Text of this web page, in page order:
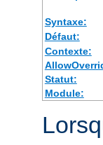
Syntaxe:
Défaut:
Contexte:
Statut:
Module: